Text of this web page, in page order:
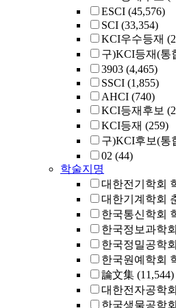
ESCI (45,576)
SCI (33,354)
KCI우수등재
구)KCI등재(통
3903 (4,465)
SSCI (1,855)
AHCI (740)
KCI등재후보
KCI등재 (259)
구)KCI후보(통
02 (44)
학술지명
대한전기학회
대한기계학회
한국통신학회
한국정보과학
한국정밀공학
한국원예학회
論文集 (11,544)
대한전자공학
한국생물공학